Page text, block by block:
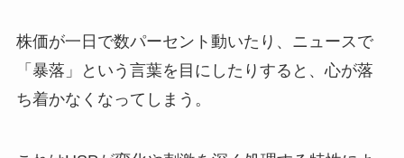
株価が一日で数パーセント動いたり、ニュースで
「暴落」という言葉を目にしたりすると、心が落
ち着かなくなってしまう。